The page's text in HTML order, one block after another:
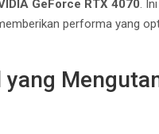
GeForce RTX 4070.
performa yang
yang